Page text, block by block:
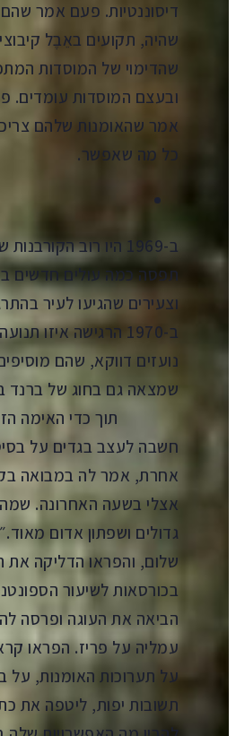
דיסוננטיות. פעם אמר
שהיה, תקועים באֵבֶל
שהדימוי של המוסדות
ובעצם המוסדות עומדים.
אמר שהאומנות שלהם
כל מה שאפשר.
ב-1969 היו רוב
תפסה כמה עולים חדשים
וצעירים שהגיעו לעיר
ב-1970 הרגישה
נועזים דווקא, שהם
שמצאה גם בחוג של ברנד
תוך כדי האימה הזאת
חשבה לעצב בגדים על
אחרת, אמר לה במבואה
אצלי בשעה האחרונה. שמה
גדולים ושפתון אדום
שלום, והפראו הדליקה
בכורסאות לשיעור
הביאה את העוגה ופרסה
עמליה על פריז. הפראו
על תערוכות האומנות, על
תשובות יפות, ליטפה את